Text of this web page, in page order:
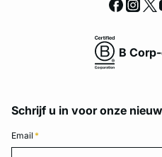
B
Schrijf u in voor onze
Email *